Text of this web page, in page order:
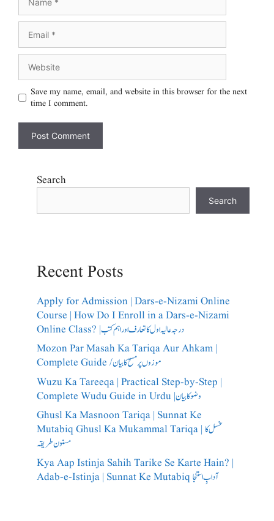
Save my name, email, and website in this browser for the next
time I comment.
Search
Search
Recent Posts
Apply for Admission | Dars-e-Nizami Online
Course | How Do I Enroll in a Dars-e-Nizami
Online Class? |درجہ عالیہ اول کا تعارف اور اہم کتب
Mozon Par Masah Ka Tariqa Aur Ahkam |
Complete Guide /​موزوں پر مسح کا بیان
Wuzu Ka Tareeqa | Practical Step-by-Step |
Complete Wudu Guide in Urdu |وضو کا بیان
Ghusl Ka Masnoon Tariqa | Sunnat Ke
Mutabiq Ghusl Ka Mukammal Tariqa | غسل کا
مسنون طریقہ
Kya Aap Istinja Sahih Tarike Se Karte Hain? |
Adab-e-Istinja | Sunnat Ke Mutabiq آدابِ استنجا